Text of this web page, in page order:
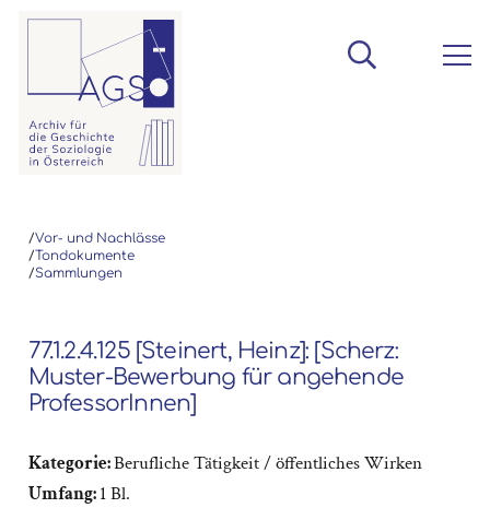
/Vor- und Nachlässe
/Tondokumente
/Sammlungen
77.1.2.4.125 [Steinert, Heinz]: [Scherz:
Muster-Bewerbung für angehende
ProfessorInnen]
Kategorie:Berufliche Tätigkeit / öffentliches Wirken
Umfang:1 Bl.